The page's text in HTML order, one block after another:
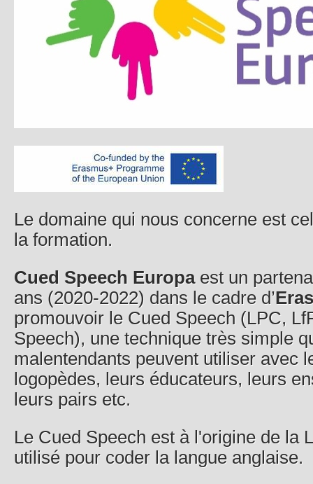
Le domaine qui nous concerne est
la formation.
Cued Speech Europaest un
ans (2020-2022) dans le cadre d’
promouvoir le Cued Speech (LPC,
Speech), une technique très simple
malentendants peuvent utiliser avec
logopèdes, leurs éducateurs, leurs
leurs pairs etc.
Le Cued Speech est à l'origine de la
utilisé pour coder la langue anglaise.